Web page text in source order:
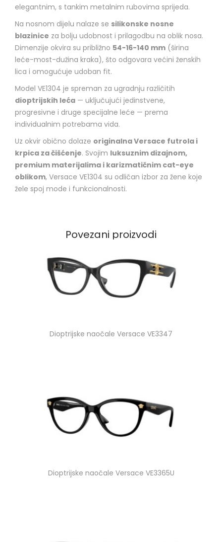
elegantnim, s tankim metalnim rubovima sprijeda.
Na nosnom dijelu nalaze se silikonske nosne
blazinice za bolju udobnost i prilagodbu na oblik nosa.
Dimenzije okvira su približno 54-16-140 mm (širina
leće-most-dužina kraka), što odgovara većini ženskih
lica i omogućuje udoban fit.
Model VE1304 je spreman za ugradnju različitih
dioptrijskih leća — uključujući jedinstvene,
progresivne i druge specijalne leće — prema
individualnim potrebama vida.
Uz okvir obično dolaze originalna Versace futrola i
krpica za čišćenje. Svojim luksuznim dizajnom,
premium materijalima i karizmatičnim cat-eye
oblikom, Versace VE1304 su odličan izbor za žene koje
žele spoj mode i funkcionalnosti.
Povezani proizvodi
Dioptrijske naočale Versace VE3347
Dioptrijske naočale Versace VE3365U